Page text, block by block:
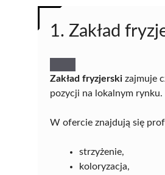
1. Zakład
Zakład fryzjerski zajmuje
pozycji na lokalnym rynku.
W ofercie znajdują się
strzyżenie,
koloryzacja,